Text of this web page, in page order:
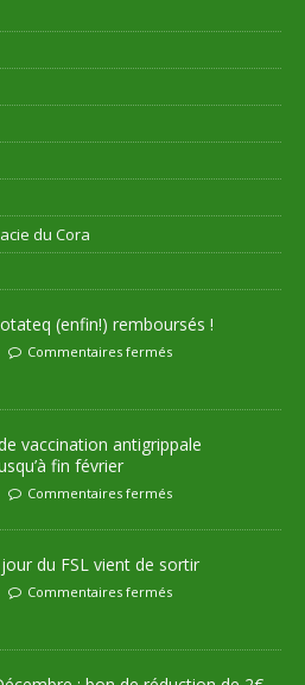
du Cora
(enfin!) remboursés !
Commentaires fermés
vaccination antigrippale
fin février
Commentaires fermés
du FSL vient de sortir
Commentaires fermés